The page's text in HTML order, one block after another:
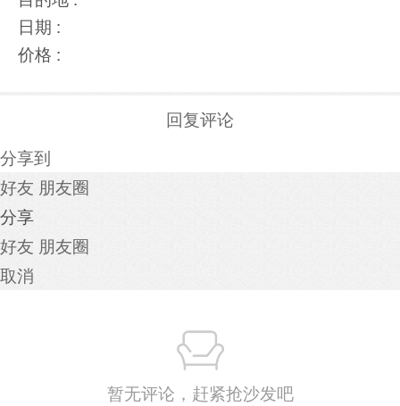
日期 :
价格 :
回复评论
分享到
好友 朋友圈
分享
好友 朋友圈
取消
暂无评论，赶紧抢沙发吧